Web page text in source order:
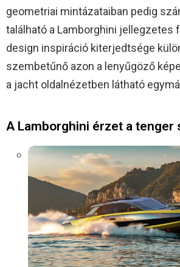
geometriai mintázataiban pedig
található a Lamborghini jellegzetes
design inspiráció kiterjedtsége
szembetűnő azon a lenyűgöző
a jacht oldalnézetben látható
A Lamborghini érzet a tenger